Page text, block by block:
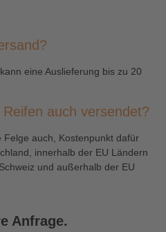
eine Auslieferung bis zu 20
auch versendet?
auch, Kostenpunkt dafür
innerhalb der EU Ländern
und außerhalb der EU
Anfrage.